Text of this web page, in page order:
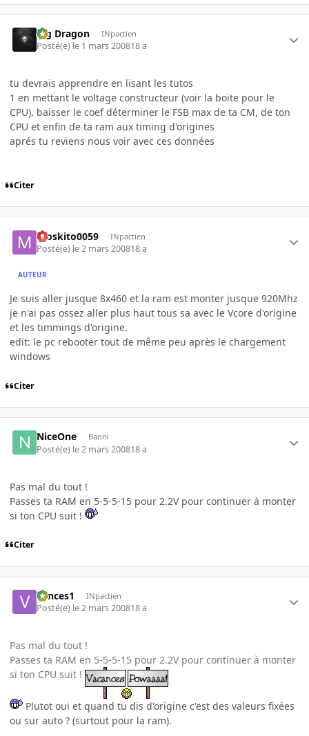
Big Dragon INpactien
Posté(e) le 1 mars 200818 a
tu devrais apprendre en lisant les tutos
1 en mettant le voltage constructeur (voir la boite pour le
CPU), baisser le coef déterminer le FSB max de ta CM, de ton
CPU et enfin de ta ram aux timing d'origines
aprés tu reviens nous voir avec ces données
Citer
moskito0059 INpactien
Posté(e) le 2 mars 200818 a
AUTEUR
Je suis aller jusque 8x460 et la ram est monter jusque 920Mhz
je n'ai pas ossez aller plus haut tous sa avec le Vcore d'origine
et les timmings d'origine.
edit: le pc rebooter tout de même peu après le chargement
windows
Citer
NiceOne Banni
Posté(e) le 2 mars 200818 a
Pas mal du tout !
Passes ta RAM en 5-5-5-15 pour 2.2V pour continuer à monter
si ton CPU suit !
Citer
vances1 INpactien
Posté(e) le 2 mars 200818 a
Pas mal du tout !
Passes ta RAM en 5-5-5-15 pour 2.2V pour continuer à monter
si ton CPU suit !
Plutot oui et quand tu dis d'origine c'est des valeurs fixées
ou sur auto ? (surtout pour la ram).